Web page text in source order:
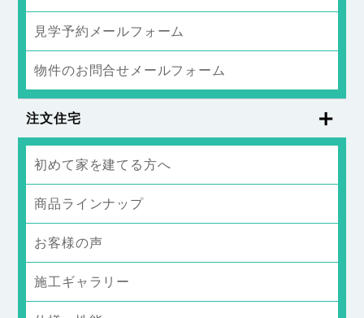
見学予約メールフォーム
物件のお問合せメールフォーム
注文住宅
初めて家を建てる方へ
商品ラインナップ
お客様の声
施工ギャラリー